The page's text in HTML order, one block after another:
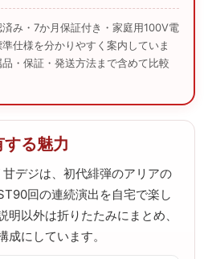
み・7か月保証付き・家庭用100V電
仕様を分かりやすく案内していま
・保証・発送方法まで含めて比較
る魅力
デジは、初代緋弾のアリアの
回の連続演出を自宅で楽し
以外は折りたたみにまとめ、
にしています。